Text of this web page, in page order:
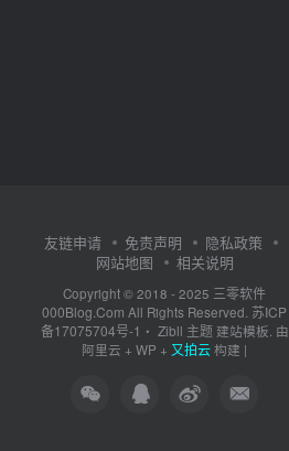
友链申请 免责声明
隐私政策
网站地图
相关说明
Copyright © 2018 - 2025 三零软件
000Blog.Com All Rights Reserved. 苏ICP
备17075704号-1 ・ Zibll 主题建站模板. 由
阿里云 + WP + 又拍云构建 |